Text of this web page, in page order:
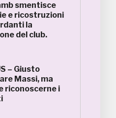
smentisce
e ricostruzioni
la
del club.
– Giusto
Massi, ma
riconoscerne i